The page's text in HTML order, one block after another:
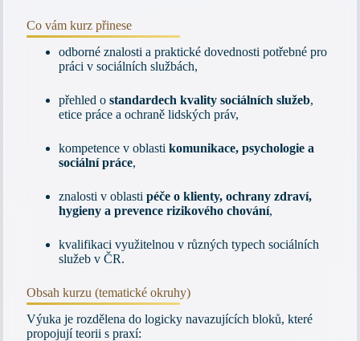
Co vám kurz přinese
odborné znalosti a praktické dovednosti potřebné pro
práci v sociálních službách,
přehled ostandardech kvality sociálních služeb,
etice práce a ochraně lidských práv,
kompetence v oblastikomunikace, psychologie a
sociální práce,
znalosti v oblastipéče o klienty, ochrany zdraví,
hygieny a prevence rizikového chování,
kvalifikaci využitelnou v různých typech sociálních
služeb v ČR.
Obsah kurzu (tematické okruhy)
Výuka je rozdělena do logicky navazujících bloků, které
propojují teorii s praxí: